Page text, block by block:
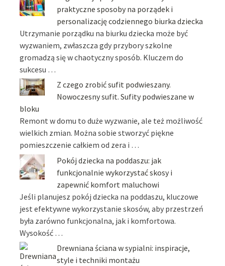
praktyczne sposoby na porządek i
personalizację codziennego biurka dziecka
Utrzymanie porządku na biurku dziecka może być
wyzwaniem, zwłaszcza gdy przybory szkolne
gromadzą się w chaotyczny sposób. Kluczem do
sukcesu …
Z czego zrobić sufit podwieszany.
Nowoczesny sufit. Sufity podwieszane w
bloku
Remont w domu to duże wyzwanie, ale też możliwość
wielkich zmian. Można sobie stworzyć piękne
pomieszczenie całkiem od zera i …
Pokój dziecka na poddaszu: jak
funkcjonalnie wykorzystać skosy i
zapewnić komfort maluchowi
Jeśli planujesz pokój dziecka na poddaszu, kluczowe
jest efektywne wykorzystanie skosów, aby przestrzeń
była zarówno funkcjonalna, jak i komfortowa.
Wysokość …
Drewniana ściana w sypialni: inspiracje,
style i techniki montażu